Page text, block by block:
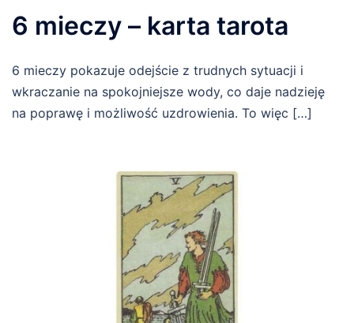
6 mieczy – karta tarota
6 mieczy pokazuje odejście z trudnych sytuacji i
wkraczanie na spokojniejsze wody, co daje nadzieję
na poprawę i możliwość uzdrowienia. To więc […]